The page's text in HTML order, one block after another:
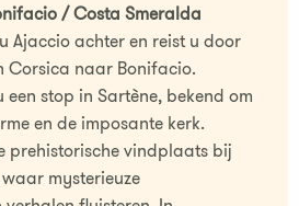
/ Costa Smeralda
Ajaccio achter en reist u door
Corsica naar Bonifacio.
stop in Sartène, bekend om
en de imposante kerk.
prehistorische vindplaats bij
mysterieuze